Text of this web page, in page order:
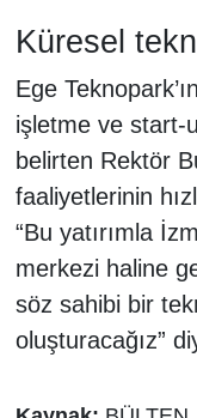
Küresel
Ege
işletme ve start-
belirten Rektör
faaliyetlerinin
“Bu yatırımla
merkezi haline
söz sahibi bir
oluşturacağız”